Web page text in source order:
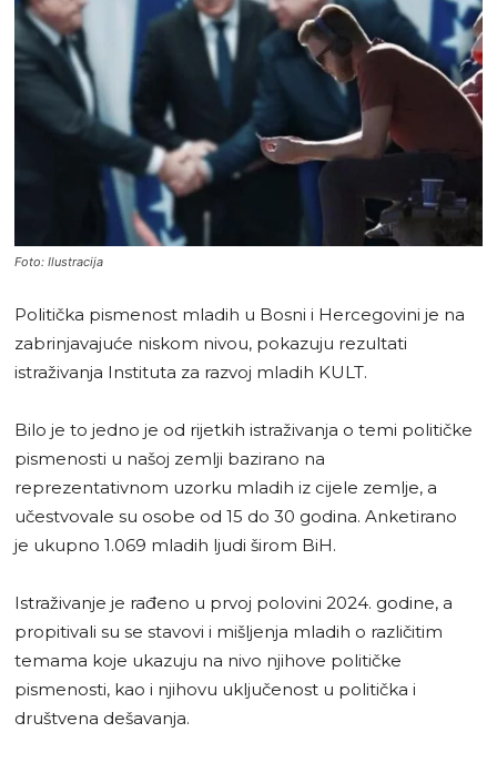
Foto: Ilustracija
Politička pismenost mladih u Bosni i Hercegovini je na
zabrinjavajuće niskom nivou, pokazuju rezultati
istraživanja Instituta za razvoj mladih KULT.
Bilo je to jedno je od rijetkih istraživanja o temi političke
pismenosti u našoj zemlji bazirano na
reprezentativnom uzorku mladih iz cijele zemlje, a
učestvovale su osobe od 15 do 30 godina. Anketirano
je ukupno 1.069 mladih ljudi širom BiH.
Istraživanje je rađeno u prvoj polovini 2024. godine, a
propitivali su se stavovi i mišljenja mladih o različitim
temama koje ukazuju na nivo njihove političke
pismenosti, kao i njihovu uključenost u politička i
društvena dešavanja.